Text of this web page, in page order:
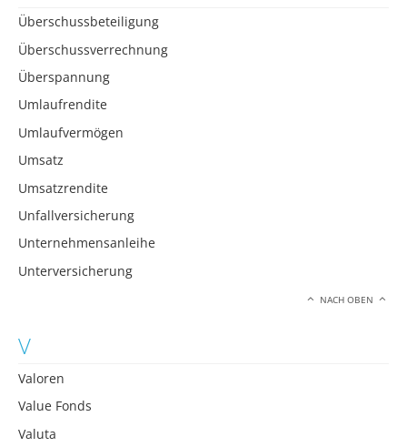
Überschussbeteiligung
Überschussverrechnung
Überspannung
Umlaufrendite
Umlaufvermögen
Umsatz
Umsatzrendite
Unfallversicherung
Unternehmensanleihe
Unterversicherung
NACH OBEN
V
Valoren
Value Fonds
Valuta